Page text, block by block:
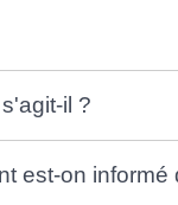
il ?
est-on informé